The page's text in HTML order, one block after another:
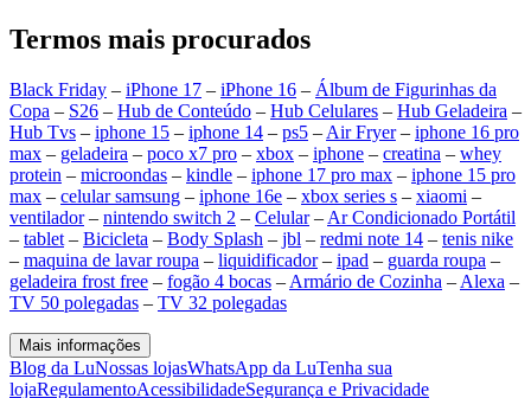
Termos mais procurados
Black Friday – iPhone 17 – iPhone 16 – Álbum de Figurinhas da
Copa – S26 – Hub de Conteúdo – Hub Celulares – Hub Geladeira –
Hub Tvs – iphone 15 – iphone 14 – ps5 – Air Fryer– iphone 16 pro
max – geladeira – poco x7 pro – xbox – iphone – creatina – whey
protein – microondas – kindle – iphone 17 pro max – iphone 15 pro
max – celular samsung – iphone 16e – xbox series s – xiaomi –
ventilador– nintendo switch 2 – Celular– Ar Condicionado Portátil
– tablet – Bicicleta – Body Splash – jbl – redmi note 14 – tenis nike
– maquina de lavar roupa – liquidificador– ipad – guarda roupa –
geladeira frost free – fogão 4 bocas – Armário de Cozinha – Alexa –
TV 50 polegadas – TV 32 polegadas
Mais informações
Blog da LuNossas lojasWhatsApp da LuTenha sua
lojaRegulamentoAcessibilidadeSegurança e Privacidade